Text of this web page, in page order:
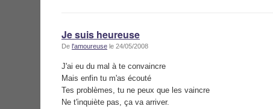
Je suis heureuse
De l'amoureuse le 24/05/2008
J'ai eu du mal à te convaincre
Mais enfin tu m'as écouté
Tes problèmes, tu ne peux que les vaincre
Ne t'inquiète pas, ça va arriver.